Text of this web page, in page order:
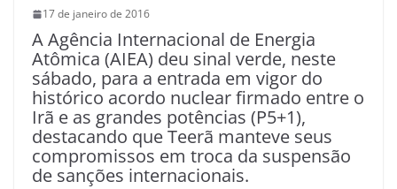
17 de janeiro de 2016
A Agência Internacional de Energia
Atômica (AIEA) deu sinal verde, neste
sábado, para a entrada em vigor do
histórico acordo nuclear firmado entre o
Irã e as grandes potências (P5+1),
destacando que Teerã manteve seus
compromissos em troca da suspensão
de sanções internacionais.